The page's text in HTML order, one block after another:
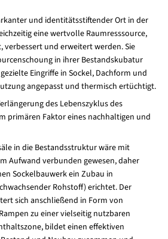
und identitätsstiftender Ort in der
eine wertvolle Raumresssource,
und erweitert werden. Sie
in ihrer Bestandskubatur
Eingriffe in Sockel, Dachform und
angepasst und thermisch ertüchtigt.
des Lebenszyklus des
primären Faktor eines nachhaltigen und
in die Bestandsstruktur wäre mit
Aufwand verbunden gewesen, daher
Sockelbauwerk ein Zubau in
Rohstoff) erichtet. Der
sich anschließend in Form von
zu einer vielseitig nutzbaren
bildet einen effektiven